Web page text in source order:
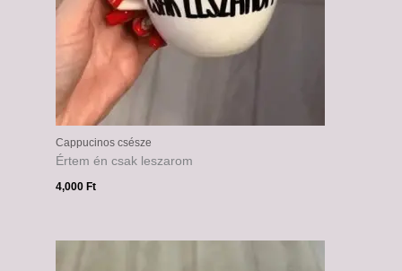
Cappucinos csésze
Értem én csak leszarom
4,000 Ft